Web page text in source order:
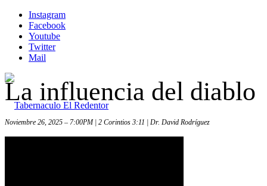
Instagram
Facebook
Youtube
Twitter
Mail
La influencia del diablo
Noviembre 26, 2025 – 7:00PM | 2 Corintios 3:11 | Dr. David Rodríguez